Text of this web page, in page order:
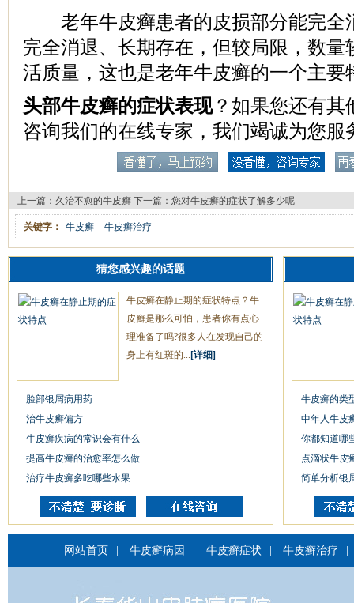
老年牛皮癣患者的皮损部分能完全
完全消退、长期存在，但较局限，数量
活质量，这也是老年牛皮癣的一个主要
头部牛皮癣的症状表现？如果您还有其
咨询我们的在线专家，我们竭诚为您服
上一篇： 久治不愈的牛皮癣 下一篇： 您对牛皮癣的症状了解多少呢
关键字： 牛皮癣 牛皮癣治疗
猜您感兴趣的话题
牛皮癣在静止期的症状特点？牛
皮廯是那么可怕，患者你有点心
理准备了吗?很多人在发现自己的
身上有红斑的... [详细]
脸部银屑病用药
治牛皮癣偏方
牛皮癣疾病的常识会有什么
提高牛皮癣的治愈率怎么做
治疗牛皮癣多吃哪些水果
牛皮癣的类
中年人牛皮
你都知道哪
点滴状牛皮
简单分析银
网站首页 牛皮癣病因 牛皮癣症状 牛皮癣治疗